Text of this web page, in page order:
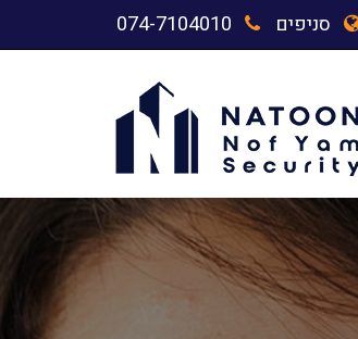
סניפים 074-7104010